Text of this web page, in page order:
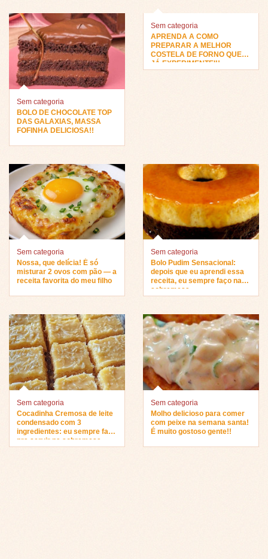
Sem categoria
BOLO DE CHOCOLATE TOP
DAS GALAXIAS, MASSA
FOFINHA DELICIOSA!!
Sem categoria
APRENDA A COMO
PREPARAR A MELHOR
COSTELA DE FORNO QUE
JÁ EXPERIMENTEI!!
Sem categoria
Nossa, que delícia! É só
misturar 2 ovos com pão — a
receita favorita do meu filho
Sem categoria
Bolo Pudim Sensacional:
depois que eu aprendi essa
receita, eu sempre faço na
sobremesa…
Sem categoria
Cocadinha Cremosa de leite
condensado com 3
ingredientes: eu sempre faço
pra servir na sobremesa…
Sem categoria
Molho delicioso para comer
com peixe na semana santa!
É muito gostoso gente!!